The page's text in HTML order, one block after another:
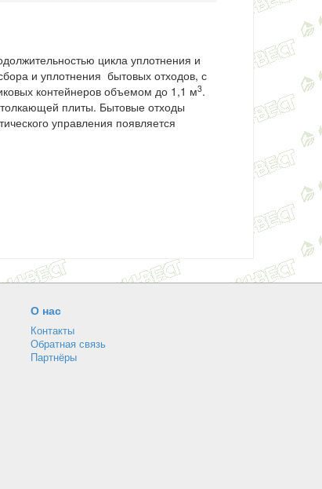
цикла уплотнения и
и уплотнения бытовых отходов, с
контейнеров объемом до 1,1 м3.
плиты. Бытовые отходы
управления появляется
О нас
Контакты
Обратная связь
Партнёры